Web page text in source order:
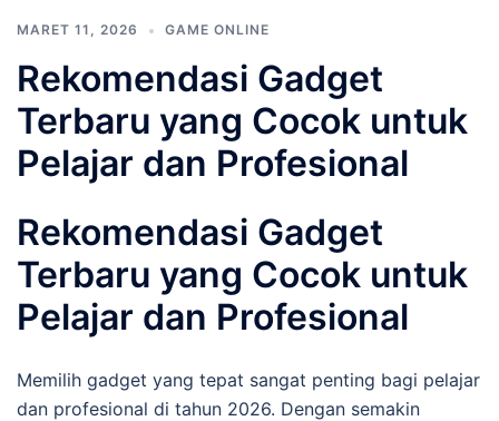
MARET 11, 2026 GAME ONLINE
Rekomendasi Gadget
Terbaru yang Cocok untuk
Pelajar dan Profesional
Rekomendasi Gadget
Terbaru yang Cocok untuk
Pelajar dan Profesional
Memilih gadget yang tepat sangat penting bagi pelajar
dan profesional di tahun 2026. Dengan semakin